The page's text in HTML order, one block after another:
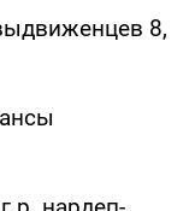
8,